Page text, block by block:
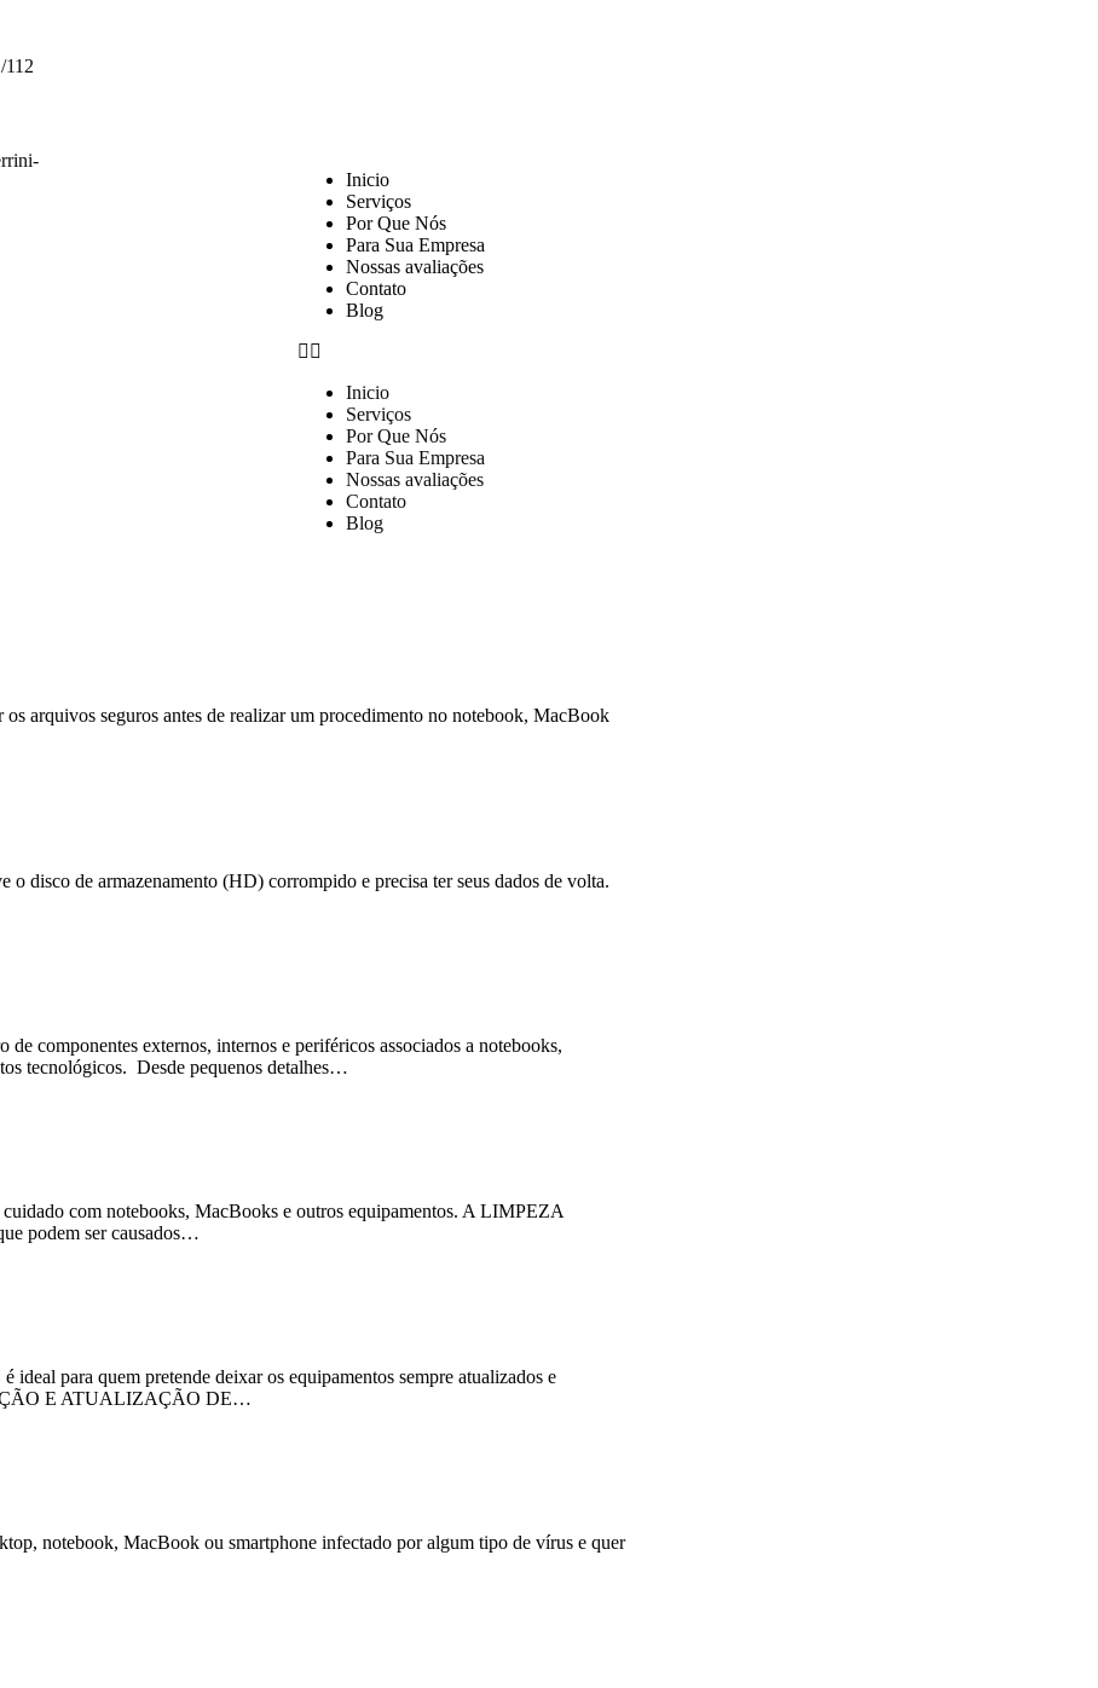
112
Inicio
Serviços
Por Que Nós
Para Sua Empresa
Nossas avaliações
Contato
Blog
Inicio
Serviços
Por Que Nós
Para Sua Empresa
Nossas avaliações
Contato
Blog
arquivos seguros antes de realizar um procedimento no notebook, MacBook
de armazenamento (HD) corrompido e precisa ter seus dados de volta.
componentes externos, internos e periféricos associados a notebooks,
tecnológicos. Desde pequenos detalhes…
com notebooks, MacBooks e outros equipamentos. A LIMPEZA
podem ser causados…
para quem pretende deixar os equipamentos sempre atualizados e
E ATUALIZAÇÃO DE…
notebook, MacBook ou smartphone infectado por algum tipo de vírus e quer